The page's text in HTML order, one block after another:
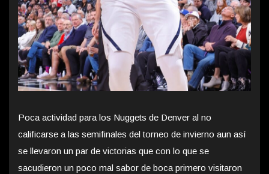
Poca actividad para los Nuggets de Denver al no
calificarse a las semifinales del torneo de invierno aun así
se llevaron un par de victorias que con lo que se
sacudieron un poco mal sabor de boca primero visitaron